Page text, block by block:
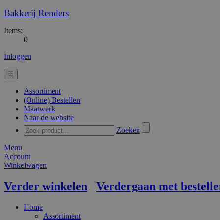
Bakkerij Renders
Items:
0
Inloggen
☰
Assortiment
(Online) Bestellen
Maatwerk
Naar de website
Zoeken
Menu
Account
Winkelwagen
Verder winkelen Verdergaan met
Home
Assortiment